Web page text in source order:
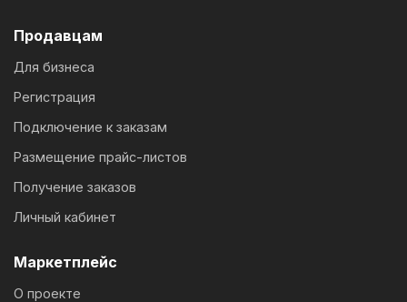
Продавцам
Для бизнеса
Регистрация
Подключение к заказам
Размещение прайс-листов
Получение заказов
Личный кабинет
Маркетплейс
О проекте